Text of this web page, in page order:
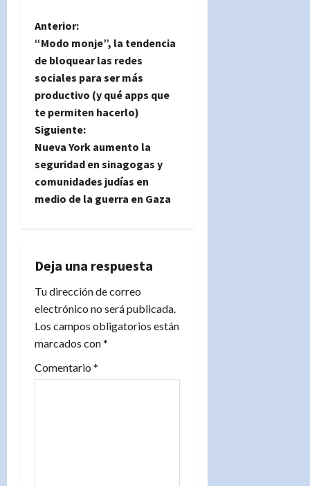
N
a
v
e
g
a
c
ó
n
d
e
e
Anterior:
“Modo monje”, la tendencia
de bloquear las redes
sociales para ser más
productivo (y qué apps que
te permiten hacerlo)
Siguiente:
Nueva York aumento la
seguridad en sinagogas y
comunidades judías en
medio de la guerra en Gaza
Deja una respuesta
Tu dirección de correo
electrónico no será publicada.
Los campos obligatorios están
marcados con*
Comentario *